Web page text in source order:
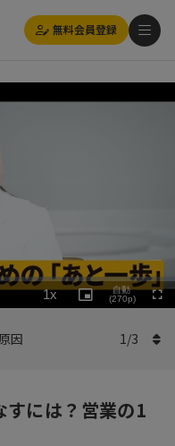
無料会員登録
1x
Playback
Rate
Picture-
in-
自動
(270p)
因 1/3
には？営業の1